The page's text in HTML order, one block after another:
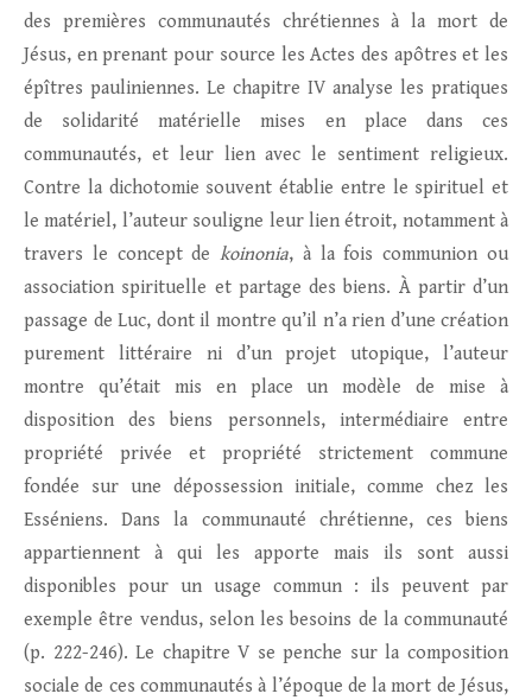
des premières communautés chrétiennes à la mort de
Jésus, en prenant pour source les Actes des apôtres et les
épîtres pauliniennes. Le chapitre IV analyse les pratiques
de solidarité matérielle mises en place dans ces
communautés, et leur lien avec le sentiment religieux.
Contre la dichotomie souvent établie entre le spirituel et
le matériel, l’auteur souligne leur lien étroit, notamment à
travers le concept dekoinonia, à la fois communion ou
association spirituelle et partage des biens. À partir d’un
passage de Luc, dont il montre qu’il n’a rien d’une création
purement littéraire ni d’un projet utopique, l’auteur
montre qu’était mis en place un modèle de mise à
disposition des biens personnels, intermédiaire entre
propriété privée et propriété strictement commune
fondée sur une dépossession initiale, comme chez les
Esséniens. Dans la communauté chrétienne, ces biens
appartiennent à qui les apporte mais ils sont aussi
disponibles pour un usage commun : ils peuvent par
exemple être vendus, selon les besoins de la communauté
(p. 222-246). Le chapitre V se penche sur la composition
sociale de ces communautés à l’époque de la mort de Jésus,